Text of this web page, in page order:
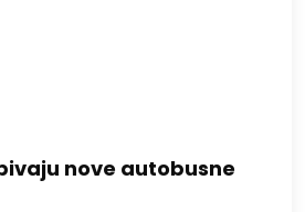
nove autobusne